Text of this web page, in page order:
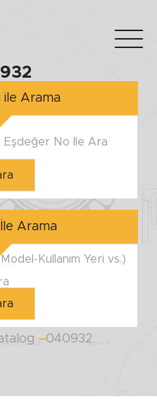
e-katalog
Numara ile Arama
Eşdeğer No İle Ara
Arama
Kullanım Yeri vs.)
040932